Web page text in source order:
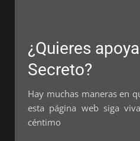
¿Quieres
Secreto?
Hay muchas maneras en
esta página web siga
céntimo